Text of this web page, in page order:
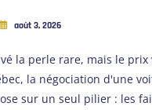
août 3, 2026
la perle rare, mais le prix
la négociation d'une
sur un seul pilier : les